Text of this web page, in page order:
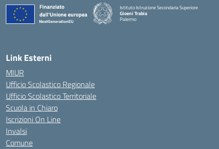
Istituto Istruzione Secondaria Superiore
Gioeni Trabia
Palermo
Link Esterni
MIUR
Ufficio Scolastico Regionale
Ufficio Scolastico Territoriale
Scuola in Chiaro
Iscrizioni On Line
Invalsi
Comune